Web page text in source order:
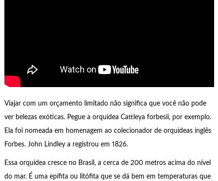
Viajar com um orçamento limitado não significa que você não pode
ver belezas exóticas. Pegue a orquídea Cattleya forbesii, por exemplo.
Ela foi nomeada em homenagem ao colecionador de orquídeas inglês
Forbes. John Lindley a registrou em 1826.
Essa orquídea cresce no Brasil, a cerca de 200 metros acima do nível
do mar. É uma epífita ou litófita que se dá bem em temperaturas que